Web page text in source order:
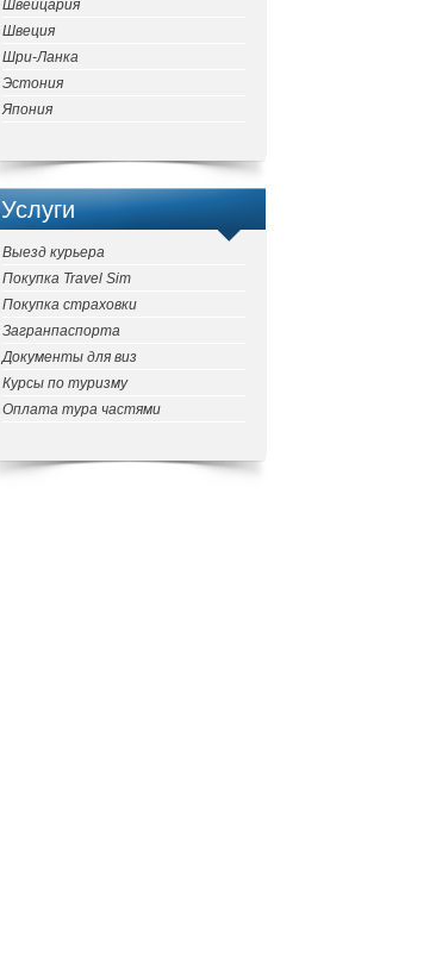
Швейцария
Швеция
Шри-Ланка
Эстония
Япония
Услуги
Выезд курьера
Покупка Travel Sim
Покупка страховки
Загранпаспорта
Документы для виз
Курсы по туризму
Оплата тура частями